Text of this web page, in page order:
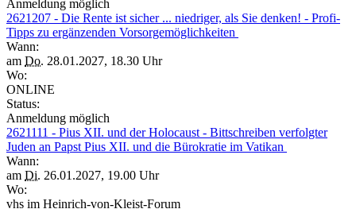
Anmeldung möglich
2621207 - Die Rente ist sicher ... niedriger, als Sie denken! - Profi-
Tipps zu ergänzenden Vorsorgemöglichkeiten
Wann:
am Do. 28.01.2027, 18.30 Uhr
Wo:
ONLINE
Status:
Anmeldung möglich
2621111 - Pius XII. und der Holocaust - Bittschreiben verfolgter
Juden an Papst Pius XII. und die Bürokratie im Vatikan
Wann:
am Di. 26.01.2027, 19.00 Uhr
Wo:
vhs im Heinrich-von-Kleist-Forum